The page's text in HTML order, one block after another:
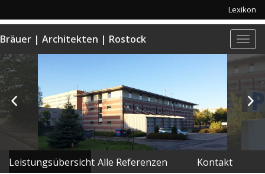
Lexikon
Bräuer | Architekten | Rostock
Leistungsübersicht Alle Referenzen Kontakt